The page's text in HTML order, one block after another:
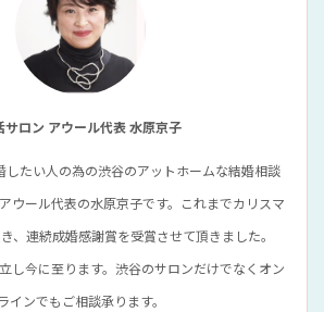
サロン アウール代表 水原京子
したい人の為の渋谷のアットホームな結婚相談
ウール代表の水原京子です。これまでカリスマ
、連続成婚感謝賞を受賞させて頂きました。
し今に至ります。渋谷のサロンだけでなくオン
ラインでもご相談承ります。